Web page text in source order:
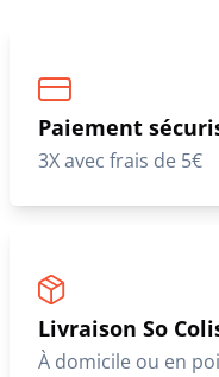
Paiement
3X avec frais de 5€
Livraison So
À domicile ou en